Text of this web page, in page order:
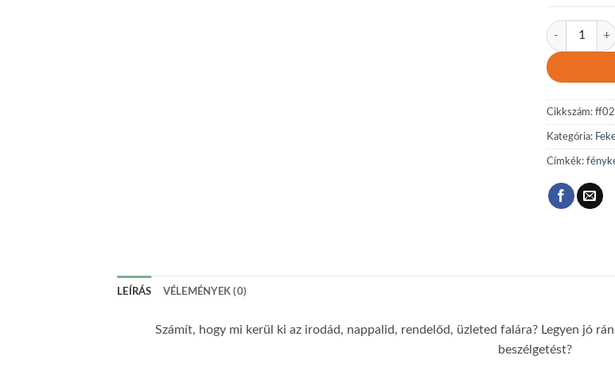
Fekete-fehér
Cikkszám:
Kategória:
Címkék:
LEÍRÁS VÉLEMÉNYEK (0)
Számít, hogy mi kerül ki az irodád, nappalid, rendelőd, üzleted falára? Legyen jó
beszélgetést?